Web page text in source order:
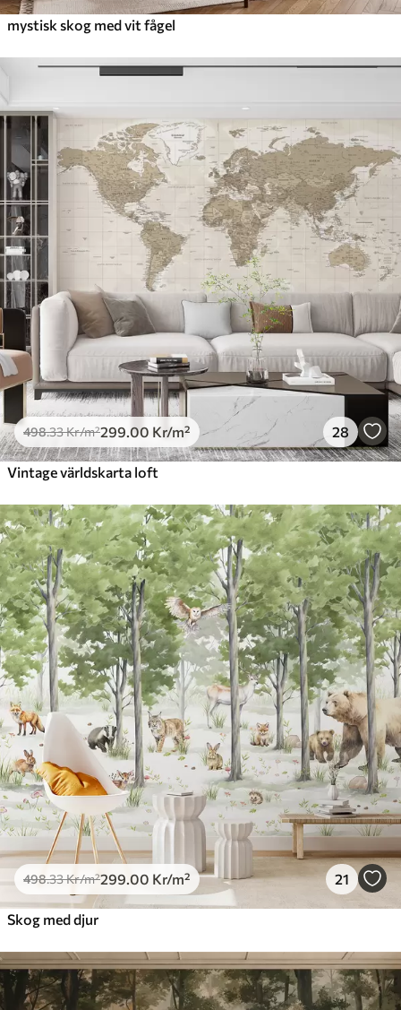
mystisk skog med vit fågel
498.33Kr/m²299 .00 Kr/m² 28
Vintage världskarta loft
498.33Kr/m²299 .00 Kr/m² 21
Skog med djur